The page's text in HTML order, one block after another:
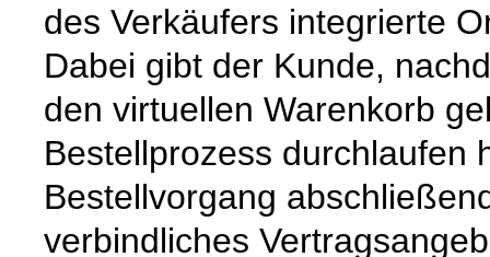
des Verkäufers integrierte
Dabei gibt der Kunde,
den virtuellen Warenkorb
Bestellprozess durchlaufen
Bestellvorgang
verbindliches